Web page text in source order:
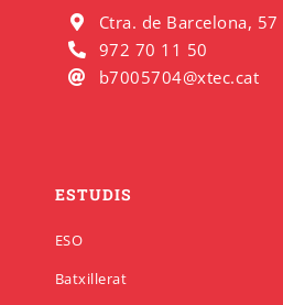
Ctra. de Barcelona,
972 70 11 50
b7005704@xtec.cat
ESTUDIS
ESO
Batxillerat